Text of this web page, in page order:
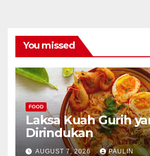
You missed
FOOD
Laksa Kuah Gurih
Dirindukan
AUGUST 7, 2026 PAULIN